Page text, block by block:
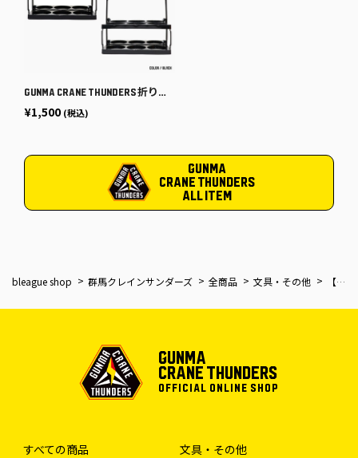
GUNMA CRANE THUNDERS 折りたたみ式ドリンクバスケット 6本.ver
¥1,500 (税込)
GUNMA
CRANE THUNDERS
ALL ITEM
bleague shop 群馬クレインサンダーズ 全商品 文具・その他 【EC限定】 コルク鍋敷き 【プライマリーロゴ】
GUNMA
CRANE THUNDERS
OFFICIAL ONLINE SHOP
すべての商品
文具・その他